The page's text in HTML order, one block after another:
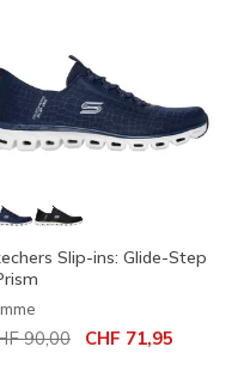
Slip-ins: Glide-Step
réduit de
90,00 CHF 71,95